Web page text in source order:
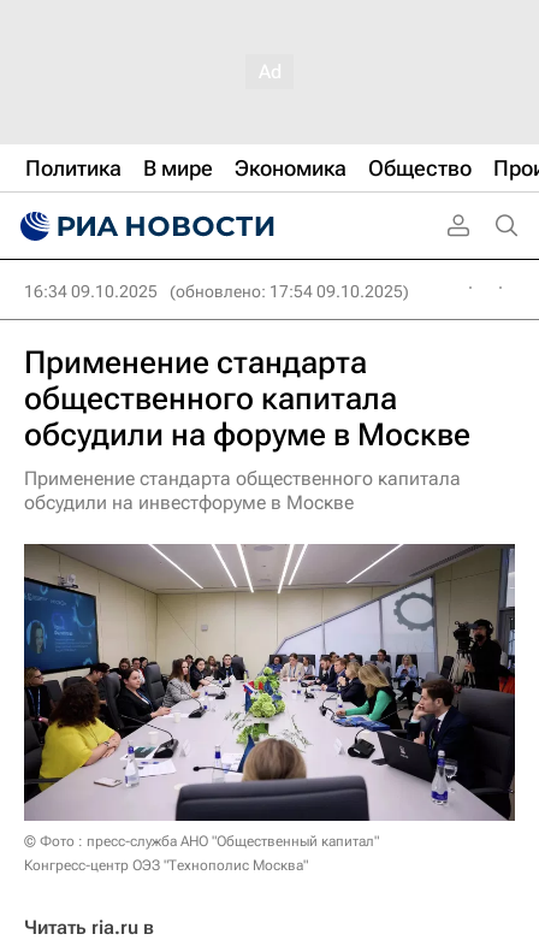
Политика В мире Экономика Общество
16:34 09.10.2025 (обновлено: 17:54 09.10.2025)
Применение стандарта
общественного капитала
обсудили на форуме в Москве
Применение стандарта общественного капитала
обсудили на инвестфоруме в Москве
© Фото : пресс-служба АНО "Общественный капитал"
Конгресс-центр ОЭЗ "Технополис Москва"
Читать ria.ru в